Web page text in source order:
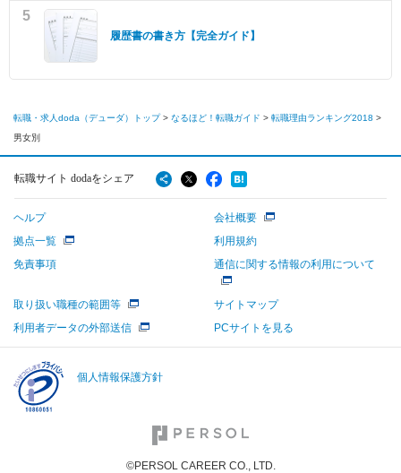
5
履歴書の書き方【完全ガイド】
転職・求人doda（デューダ）トップ > なるほど！転職ガイド > 転職理由ランキング2018 >
男女別
転職サイト dodaをシェア
ヘルプ
会社概要
拠点一覧
利用規約
免責事項
通信に関する情報の利用について
取り扱い職種の範囲等
サイトマップ
利用者データの外部送信
PCサイトを見る
個人情報保護方針
©PERSOL CAREER CO., LTD.